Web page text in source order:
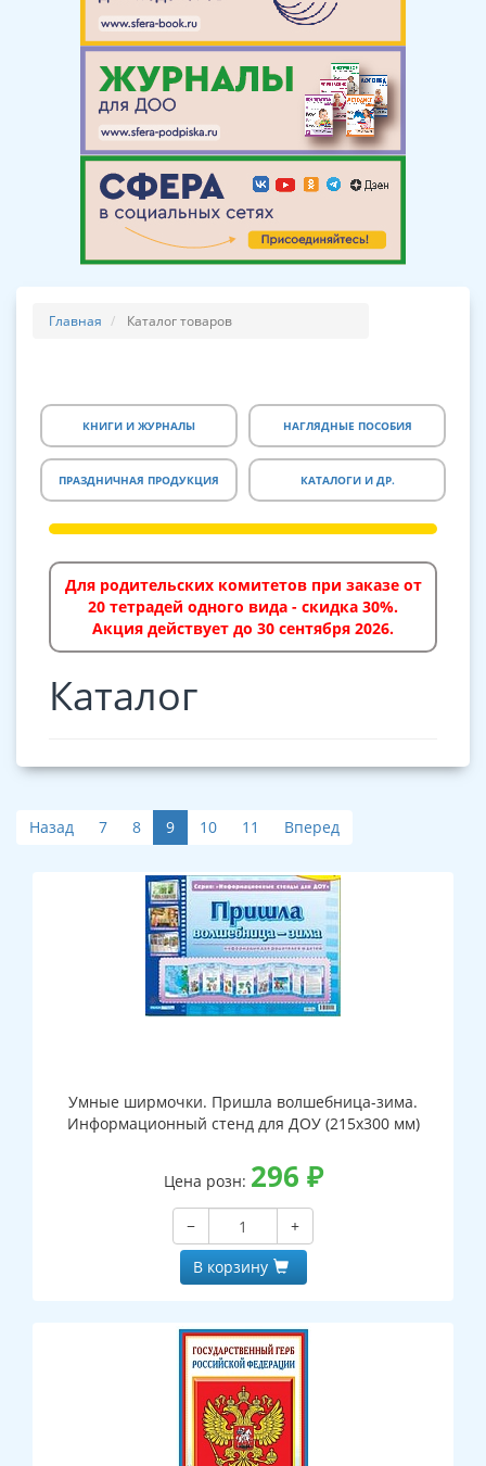
Главная Каталог товаров
КНИГИ И ЖУРНАЛЫ НАГЛЯДНЫЕ ПОСОБИЯ
ПРАЗДНИЧНАЯ ПРОДУКЦИЯ КАТАЛОГИ И ДР.
Для родительских комитетов при заказе от
20 тетрадей одного вида - скидка 30%.
Акция действует до 30 сентября 2026.
Каталог
Назад 7 8 9 10 11 Вперед
Умные ширмочки. Пришла волшебница-зима.
Информационный стенд для ДОУ (215х300 мм)
Цена розн: 296 ₽
−
+
В корзину